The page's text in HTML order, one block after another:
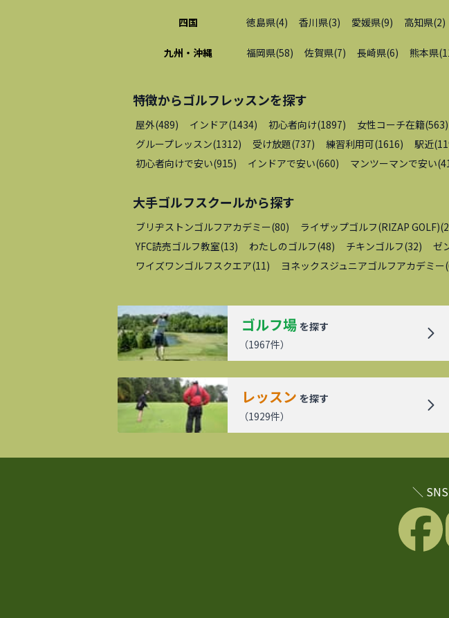
四国 徳島県(4) 香川県(3) 愛媛県(9) 高知県(2)
九州・沖縄 福岡県(58) 佐賀県(7) 長崎県(6) 熊本県(
特徴からゴルフレッスンを探す
屋外(489) インドア(1434) 初心者向け(1897) 女性コーチ在籍(563)
グループレッスン(1312) 受け放題(737) 練習利用可(1616) 駅近(
初心者向けで安い(915) インドアで安い(660) マンツーマンで安い(
大手ゴルフスクールから探す
ブリヂストンゴルフアカデミー(80) ライザップゴルフ(RIZAP GOLF)(
YFC読売ゴルフ教室(13) わたしのゴルフ(48) チキンゴルフ(32) ゼ
ワイズワンゴルフスクエア(11) ヨネックスジュニアゴルフアカデミー(
ゴルフ場 を探す
（1967件）
レッスン を探す
（1929件）
＼